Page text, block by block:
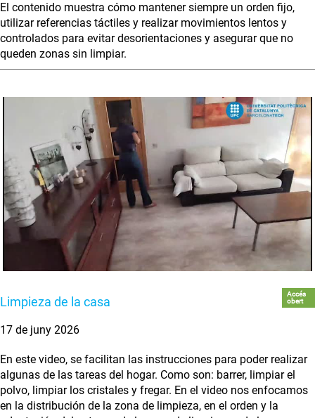
El contenido muestra cómo mantener siempre un orden fijo,
utilizar referencias táctiles y realizar movimientos lentos y
controlados para evitar desorientaciones y asegurar que no
queden zonas sin limpiar.
Limpieza de la casa
Accés
obert
17 de juny 2026
En este video, se facilitan las instrucciones para poder realizar
algunas de las tareas del hogar. Como son: barrer, limpiar el
polvo, limpiar los cristales y fregar. En el video nos enfocamos
en la distribución de la zona de limpieza, en el orden y la